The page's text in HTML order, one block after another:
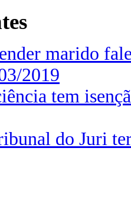
marido
2019
tem
do Juri